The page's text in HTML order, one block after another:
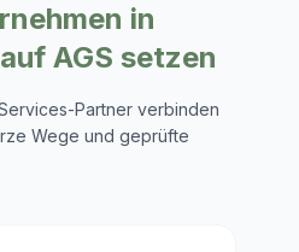
in
AGS setzen
Partner verbinden
Wege und geprüfte